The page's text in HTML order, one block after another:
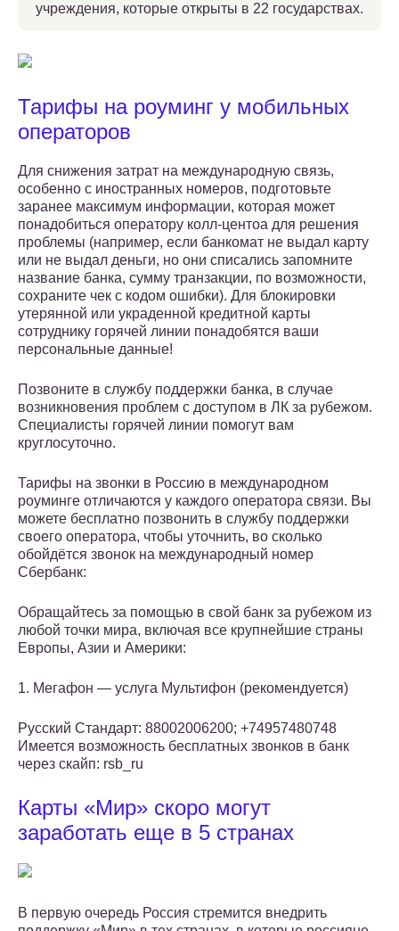
учреждения, которые открыты в 22 государствах.
Тарифы на роуминг у мобильных
операторов
Для снижения затрат на международную связь,
особенно с иностранных номеров, подготовьте
заранее максимум информации, которая может
понадобиться оператору колл-центоа для решения
проблемы (например, если банкомат не выдал карту
или не выдал деньги, но они списались запомните
название банка, сумму транзакции, по возможности,
сохраните чек с кодом ошибки). Для блокировки
утерянной или украденной кредитной карты
сотруднику горячей линии понадобятся ваши
персональные данные!
Позвоните в службу поддержки банка, в случае
возникновения проблем с доступом в ЛК за рубежом.
Специалисты горячей линии помогут вам
круглосуточно.
Тарифы на звонки в Россию в международном
роуминге отличаются у каждого оператора связи. Вы
можете бесплатно позвонить в службу поддержки
своего оператора, чтобы уточнить, во сколько
обойдётся звонок на международный номер
Сбербанк:
Обращайтесь за помощью в свой банк за рубежом из
любой точки мира, включая все крупнейшие страны
Европы, Азии и Америки:
1. Мегафон — услуга Мультифон (рекомендуется)
Русский Стандарт: 88002006200; +74957480748
Имеется возможность бесплатных звонков в банк
через скайп: rsb_ru
Карты «Мир» скоро могут
заработать еще в 5 странах
В первую очередь Россия стремится внедрить